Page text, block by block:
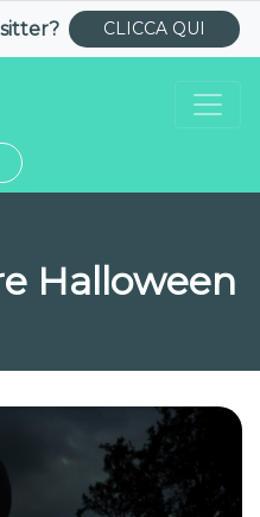
? CLICCA QUI
Halloween